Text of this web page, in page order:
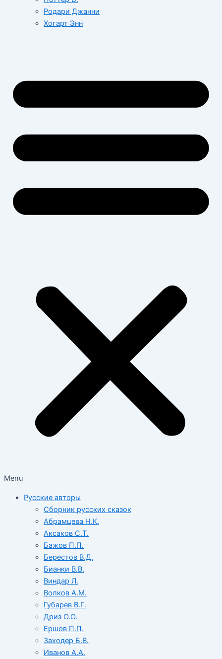
Родари Джанни
Хогарт Энн
Menu
Русские авторы
Сборник русских сказок
Абрамцева Н.К.
Аксаков С.Т.
Бажов П.П.
Берестов В.Д.
Бианки В.В.
Виндар Л.
Волков А.М.
Губарев В.Г.
Дриз О.О.
Ершов П.П.
Заходер Б.В.
Иванов А.А.